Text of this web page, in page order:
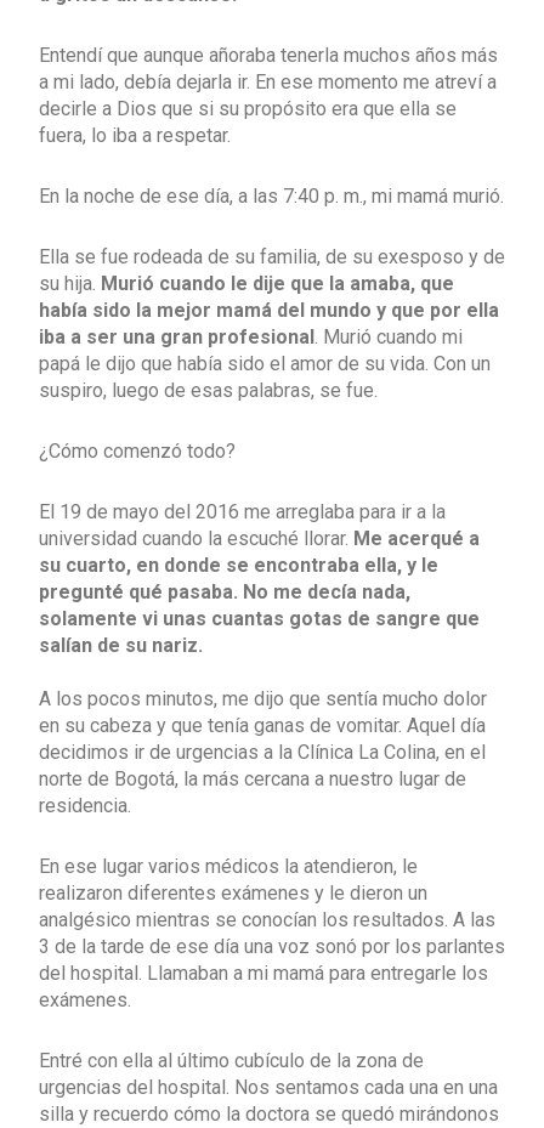
Entendí que aunque añoraba tenerla muchos años más
a mi lado, debía dejarla ir. En ese momento me atreví a
decirle a Dios que si su propósito era que ella se
fuera, lo iba a respetar.
En la noche de ese día, a las 7:40 p. m., mi mamá murió.
Ella se fue rodeada de su familia, de su exesposo y de
su hija. Murió cuando le dije que la amaba, que
había sido la mejor mamá del mundo y que por ella
iba a ser una gran profesional . Murió cuando mi
papá le dijo que había sido el amor de su vida. Con un
suspiro, luego de esas palabras, se fue.
¿Cómo comenzó todo?
El 19 de mayo del 2016 me arreglaba para ir a la
universidad cuando la escuché llorar. Me acerqué a
su cuarto, en donde se encontraba ella, y le
pregunté qué pasaba. No me decía nada,
solamente vi unas cuantas gotas de sangre que
salían de su nariz.
A los pocos minutos, me dijo que sentía mucho dolor
en su cabeza y que tenía ganas de vomitar. Aquel día
decidimos ir de urgencias a la Clínica La Colina, en el
norte de Bogotá, la más cercana a nuestro lugar de
residencia.
En ese lugar varios médicos la atendieron, le
realizaron diferentes exámenes y le dieron un
analgésico mientras se conocían los resultados. A las
3 de la tarde de ese día una voz sonó por los parlantes
del hospital. Llamaban a mi mamá para entregarle los
exámenes.
Entré con ella al último cubículo de la zona de
urgencias del hospital. Nos sentamos cada una en una
silla y recuerdo cómo la doctora se quedó mirándonos